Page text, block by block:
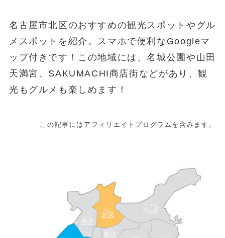
名古屋市北区のおすすめの観光スポットやグル
メスポットを紹介。スマホで便利なGoogleマ
ップ付きです！この地域には、名城公園や山田
天満宮、SAKUMACHI商店街などがあり、観
光もグルメも楽しめます！
この記事にはアフィリエイトプログラムを含みます。